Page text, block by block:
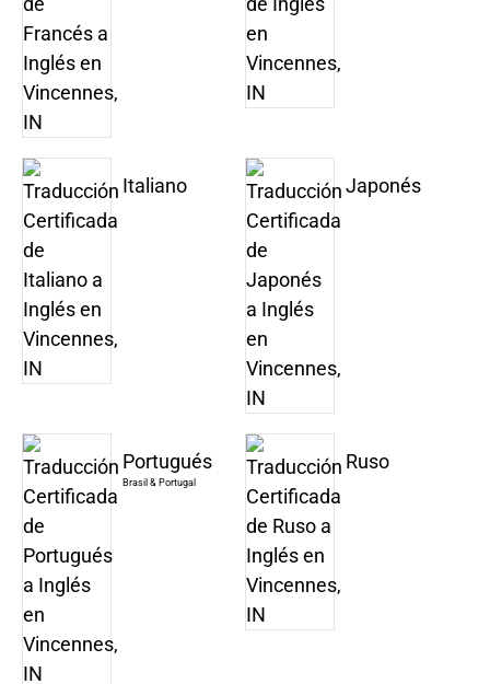
Italiano Japonés
Portugués
Brasil & Portugal
Ruso